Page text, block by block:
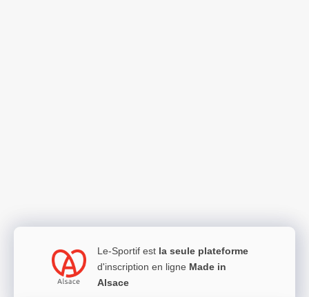
Le-Sportif est la seule plateforme
d'inscription en ligne Made in
Alsace